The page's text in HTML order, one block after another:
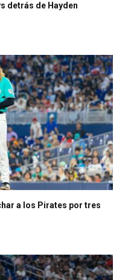
detrás de Hayden
a los Pirates por tres